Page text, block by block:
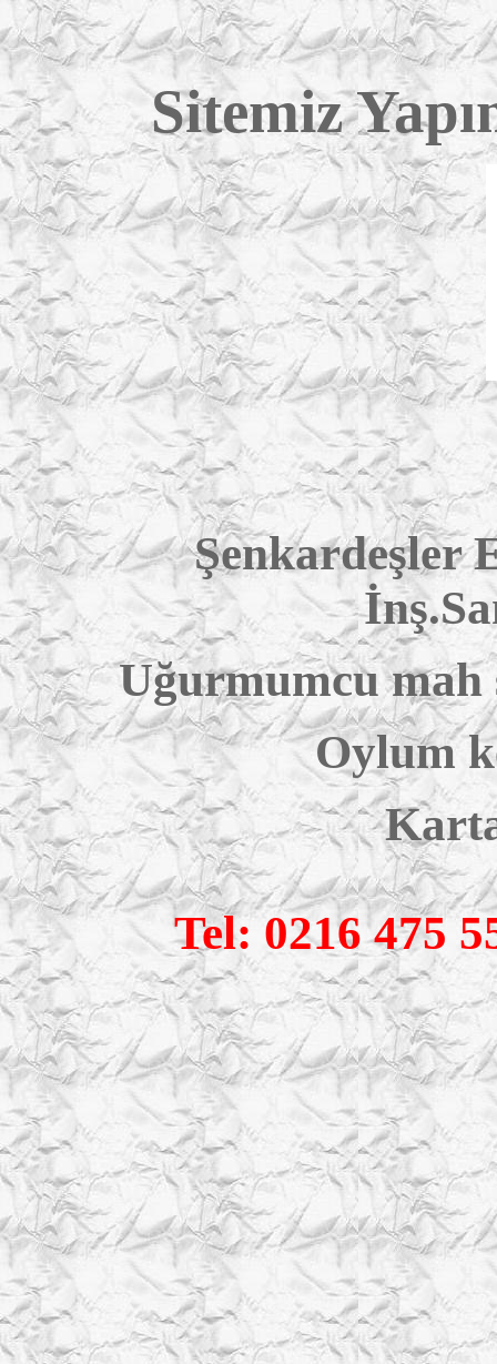
Sitemiz
Şenkardeşler
Uğurmumcu mah
Oylum
Tel: 0216 475